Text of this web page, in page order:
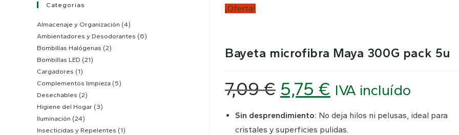
¡Oferta!
Bayeta microfibra Maya 300G pack 5u
7,09€
El
precio
original
7,09 €.
5,75 € precio
actual
5,75 €.
IVA incluído
Sin desprendimiento: No deja hilos ni pelusas, ideal para
cristales y superficies pulidas.
Categorías
Almacenaje y Organización (4)
Ambientadores y Desodorantes (6)
Bombillas Halógenas (2)
Bombillas LED (21)
Cargadores (1)
Complementos limpieza (5)
Desechables (2)
Higiene del Hogar (3)
Iluminación (24)
Insecticidas y Repelentes (1)